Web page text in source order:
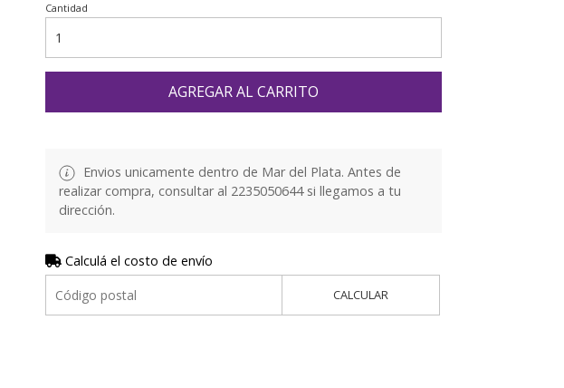
Cantidad
AGREGAR AL CARRITO
Envios unicamente dentro de Mar del Plata. Antes de
realizar compra, consultar al 2235050644 si llegamos a tu
dirección.
Calculá el costo de envío
CALCULAR